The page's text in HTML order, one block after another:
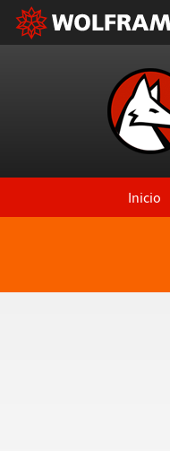
Inicio